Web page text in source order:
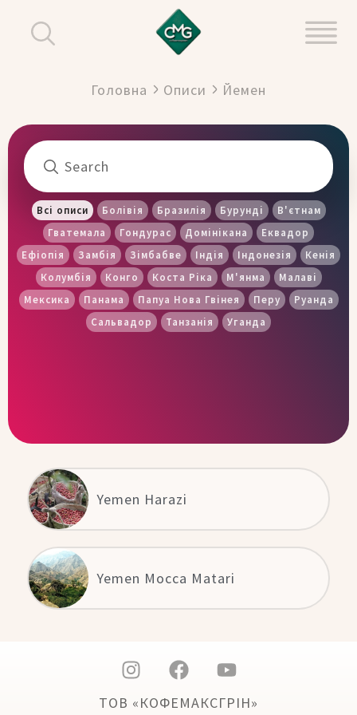
Головна Описи Йемен
Всі описи Болівія Бразилія Бурунді
В'єтнам
Гватемала
Гондурас Домінікана
Еквадор
Ефіопія
Замбія Зімбабве Індія Індонезія
Кенія
Колумбія
Конго Коста Ріка М'янма
Малаві
Мексика
Панама Папуа Нова Гвінея Перу
Руанда
Сальвадор
Танзанія Уганда
Yemen Harazi
Yemen Mocca Matari
ТОВ «КОФЕМАКСГРІН»